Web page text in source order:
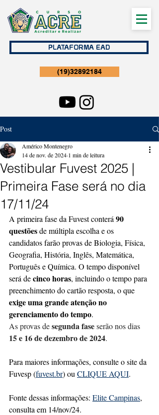
PLATAFORMA EAD
(19)32892184
Post
Vestibular Fuvest 2025 |
Primeira Fase será no dia
17/11/24
Américo Montenegro
14 de nov. de 2024 1 min de leitura
A primeira fase da Fuvest conterá 90
questões de múltipla escolha e os
candidatos farão provas de Biologia, Física,
Geografia, História, Inglês, Matemática,
Português e Química. O tempo disponível
será de cinco horas, incluindo o tempo para
preenchimento do cartão resposta, o que
exige uma grande atenção no
gerenciamento do tempo.
As provas de segunda fase serão nos dias
15 e 16 de dezembro de 2024.
Para maiores informações, consulte o site da
Fuvesp (fuvest.br) ou CLIQUE AQUI.
Fonte dessas informações: Elite Campinas,
consulta em 14/nov/24.